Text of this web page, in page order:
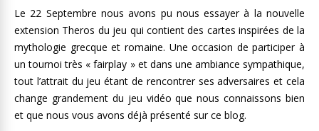
Le 22 Septembre nous avons pu nous essayer à la nouvelle
extension Theros du jeu qui contient des cartes inspirées de la
mythologie grecque et romaine. Une occasion de participer à
un tournoi très « fairplay » et dans une ambiance sympathique,
tout l’attrait du jeu étant de rencontrer ses adversaires et cela
change grandement du jeu vidéo que nous connaissons bien
et que nous vous avons déjà présenté sur ce blog.